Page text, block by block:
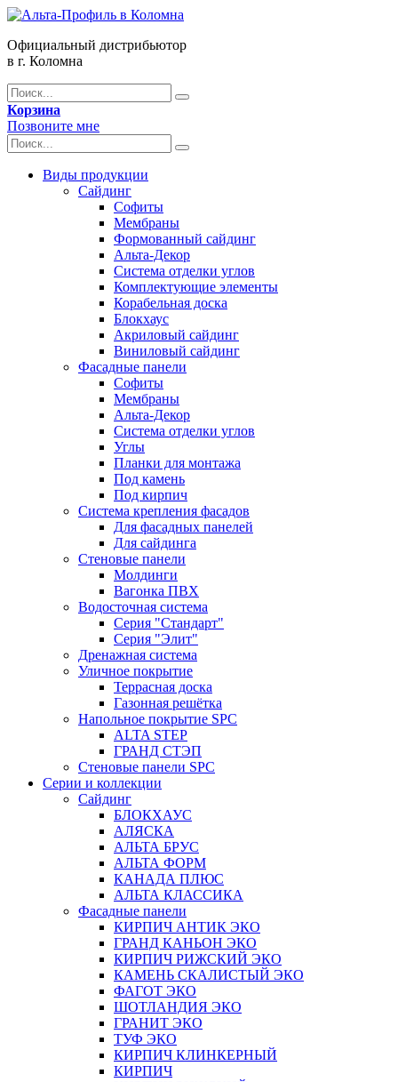
Официальный дистрибьютор
в г. Коломна
Корзина
Позвоните мне
Виды продукции
Сайдинг
Софиты
Мембраны
Формованный сайдинг
Альта-Декор
Система отделки углов
Комплектующие элементы
Корабельная доска
Блокхаус
Акриловый сайдинг
Виниловый сайдинг
Фасадные панели
Софиты
Мембраны
Альта-Декор
Система отделки углов
Углы
Планки для монтажа
Под камень
Под кирпич
Система крепления фасадов
Для фасадных панелей
Для сайдинга
Стеновые панели
Молдинги
Вагонка ПВХ
Водосточная система
Серия "Стандарт"
Серия "Элит"
Дренажная система
Уличное покрытие
Террасная доска
Газонная решётка
Напольное покрытие SPC
ALTA STEP
ГРАНД СТЭП
Стеновые панели SPC
Серии и коллекции
Сайдинг
БЛОКХАУС
АЛЯСКА
АЛЬТА БРУС
АЛЬТА ФОРМ
КАНАДА ПЛЮС
АЛЬТА КЛАССИКА
Фасадные панели
КИРПИЧ АНТИК ЭКО
ГРАНД КАНЬОН ЭКО
КИРПИЧ РИЖСКИЙ ЭКО
КАМЕНЬ СКАЛИСТЫЙ ЭКО
ФАГОТ ЭКО
ШОТЛАНДИЯ ЭКО
ГРАНИТ ЭКО
ТУФ ЭКО
КИРПИЧ КЛИНКЕРНЫЙ
КИРПИЧ